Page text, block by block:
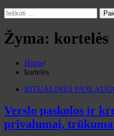
Ieškoti:
Žyma: kortelės
Home
kortelės
RITUALINĖS
Verslo paskolos ir
privalumai,